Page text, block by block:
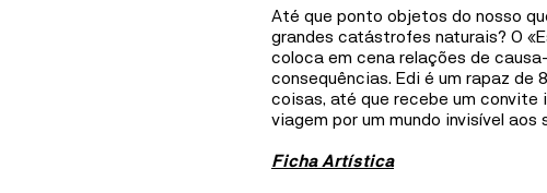
Mediação
Informações
Até que ponto objetos do nosso
grandes catástrofes naturais? O
coloca em cena relações de
consequências. Edi é um rapaz de
coisas, até que recebe um convite
viagem por um mundo invisível
Ficha Artística